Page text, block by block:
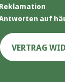
Reklamation
auf
VERTRAG